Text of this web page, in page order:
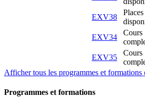
EXV38
Places
EXV34
Cours
EXV35
Cours
Afficher tous les programmes et formations
Programmes et formations